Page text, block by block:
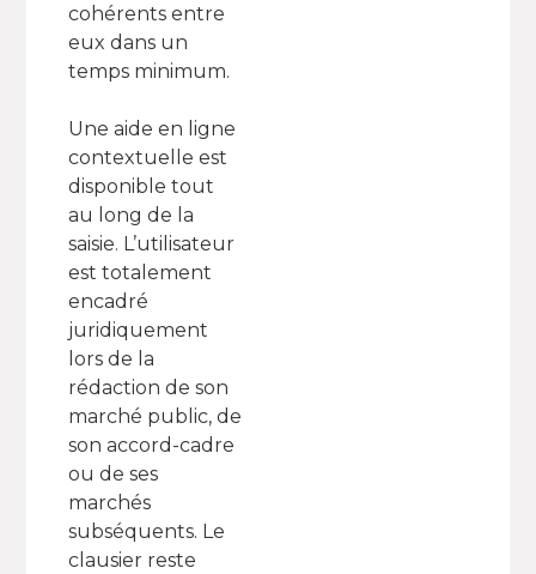
cohérents entre
eux dans un
temps minimum.
Une aide en ligne
contextuelle est
disponible tout
au long de la
saisie. L’utilisateur
est totalement
encadré
juridiquement
lors de la
rédaction de son
marché public, de
son accord-cadre
ou de ses
marchés
subséquents. Le
clausier reste